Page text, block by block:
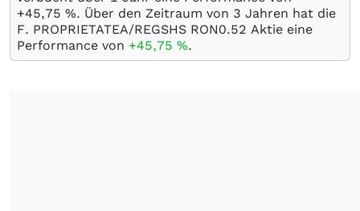
+45,75 %. Über den Zeitraum von 3 Jahren hat die
F. PROPRIETATEA/REGSHS RON0.52 Aktie eine
Performance von +45,75 %.